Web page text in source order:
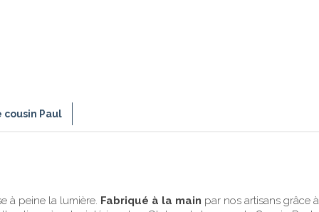
Paul
à peine la lumière. Fabriqué à la main par nos artisans grâce